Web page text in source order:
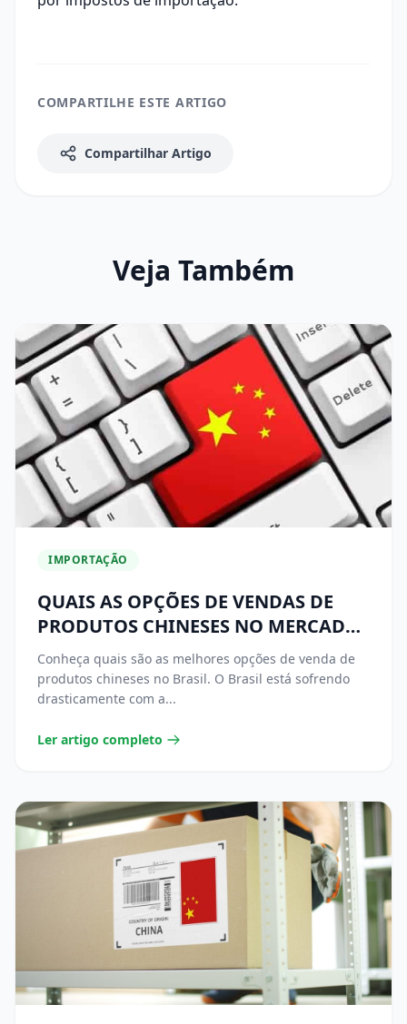
COMPARTILHE ESTE ARTIGO
Compartilhar Artigo
Veja Também
IMPORTAÇÃO
QUAIS AS OPÇÕES DE VENDAS DE
PRODUTOS CHINESES NO MERCADO
BRASILEIRO?
Conheça quais são as melhores opções de venda de
produtos chineses no Brasil. O Brasil está sofrendo
drasticamente com a...
Ler artigo completo